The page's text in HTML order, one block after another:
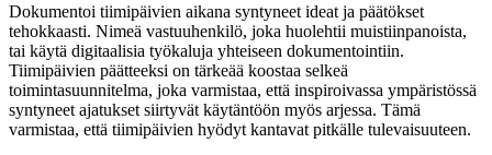
Dokumentoi tiimipäivien aikana syntyneet ideat ja päätökset
tehokkaasti. Nimeä vastuuhenkilö, joka huolehtii muistiinpanoista,
tai käytä digitaalisia työkaluja yhteiseen dokumentointiin.
Tiimipäivien päätteeksi on tärkeää koostaa selkeä
toimintasuunnitelma, joka varmistaa, että inspiroivassa ympäristössä
syntyneet ajatukset siirtyvät käytäntöön myös arjessa. Tämä
varmistaa, että tiimipäivien hyödyt kantavat pitkälle tulevaisuuteen.